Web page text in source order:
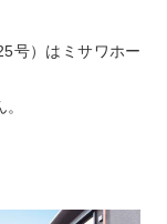
号）はミサワホー